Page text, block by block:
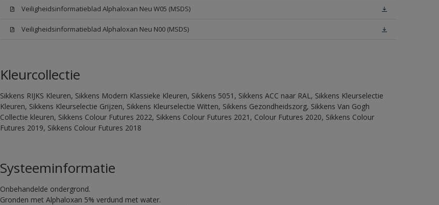
Veiligheidsinformatieblad Alphaloxan Neu W05 (MSDS)
Veiligheidsinformatieblad Alphaloxan Neu N00 (MSDS)
Kleurcollectie
Sikkens RIJKS Kleuren, Sikkens Modern Klassieke Kleuren, Sikkens 5051, Sikkens ACC naar RAL, Sikkens Kleurselectie
Kleuren, Sikkens Kleurselectie Grijzen, Sikkens Kleurselectie Witten, Sikkens Gezondheidszorg, Sikkens Van Gogh
Collectie kleuren, Sikkens Colour Futures 2022, Sikkens Colour Futures 2021, Colour Futures 2020, Sikkens Colour
Futures 2019, Sikkens Colour Futures 2018
Systeeminformatie
Onbehandelde ondergrond.
Gronden met Alphaloxan 5% verdund met water.